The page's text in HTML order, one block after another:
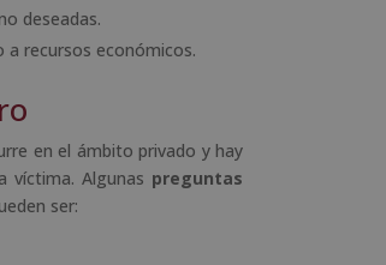
deseadas.
a recursos económicos.
en el ámbito privado y hay
víctima. Algunas preguntas
ser: